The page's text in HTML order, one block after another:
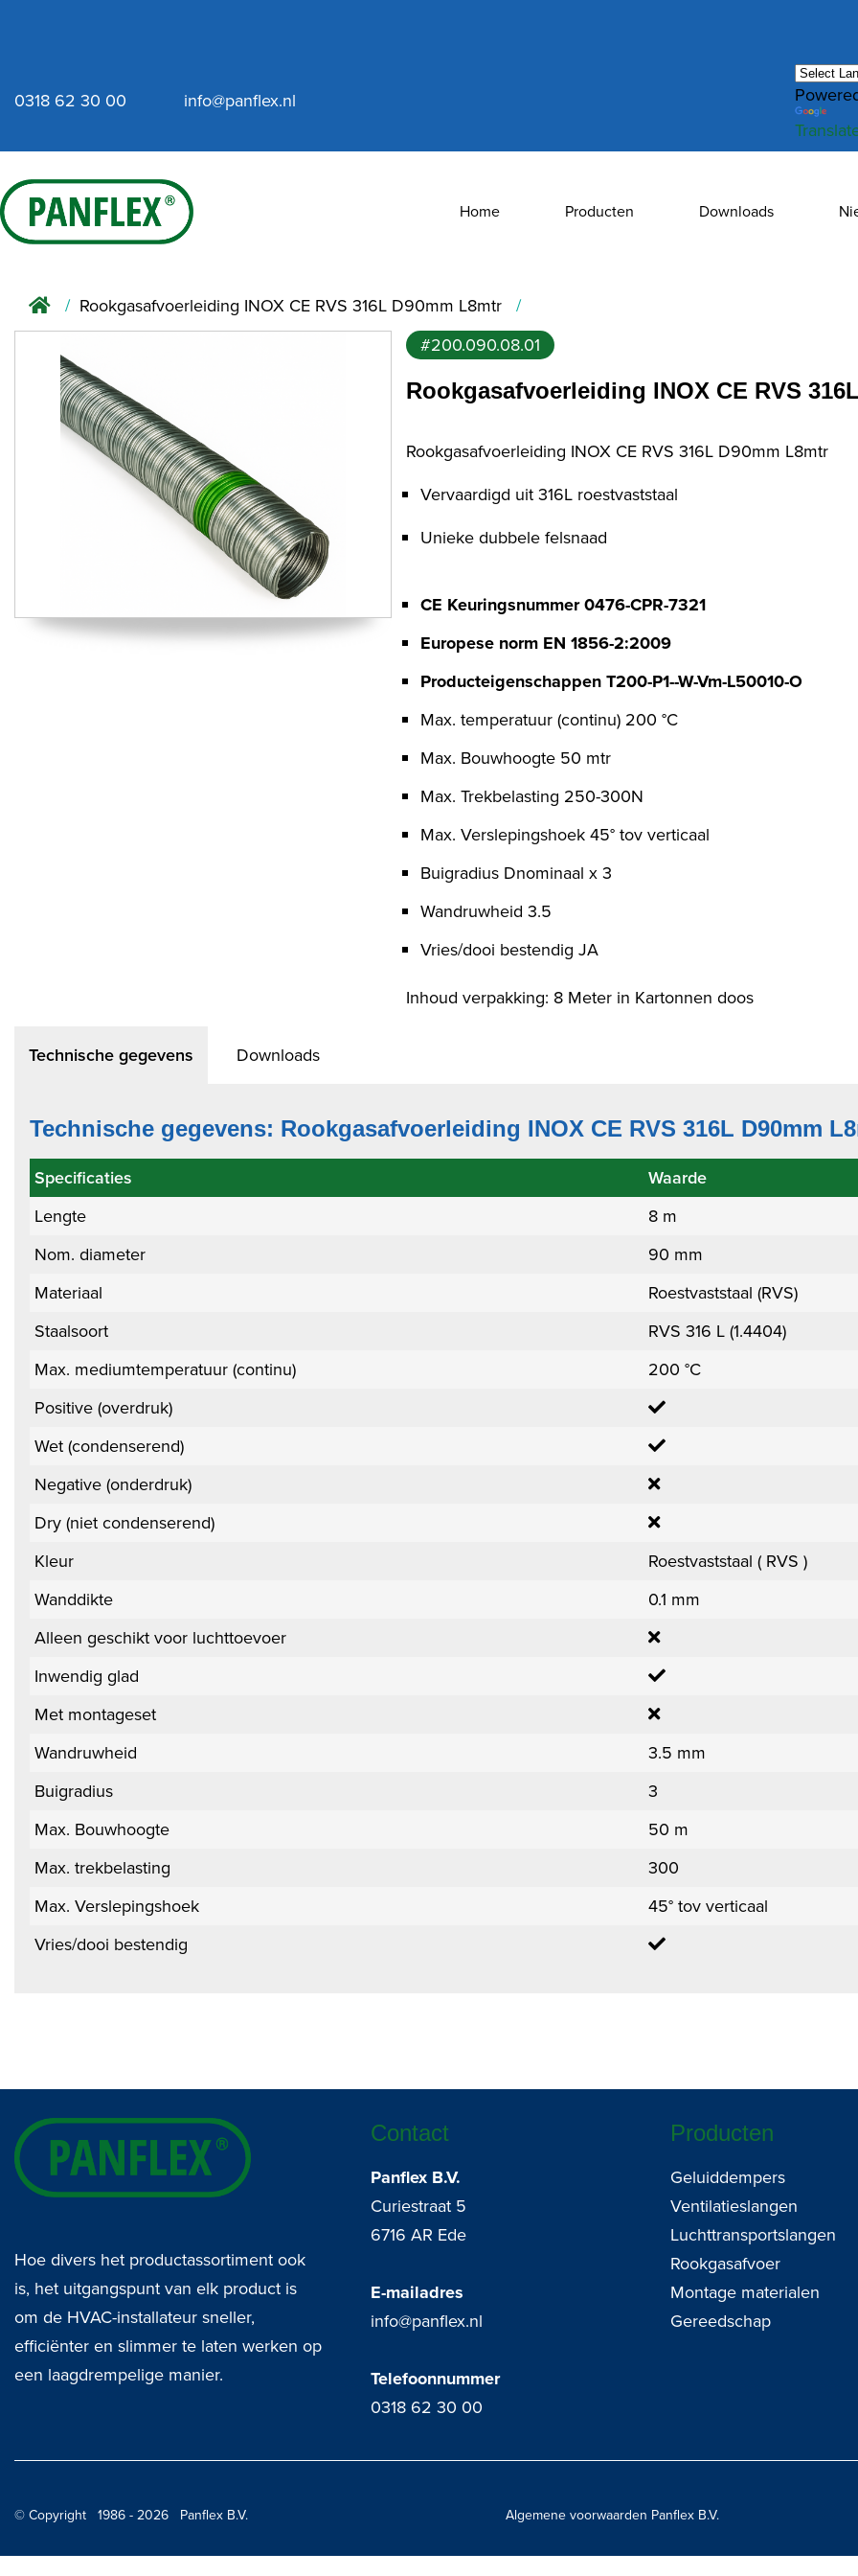
0318 62 30 00 info@panflex.nl
Home Producten Downloads
Rookgasafvoerleiding INOX CE RVS 316L D90mm L8mtr
#200.090.08.01
Rookgasafvoerleiding INOX CE RVS
Rookgasafvoerleiding INOX CE RVS 316L D90mm L8mtr
Vervaardigd uit 316L roestvaststaal
Unieke dubbele felsnaad
CE Keuringsnummer 0476-CPR-7321
Europese norm EN 1856-2:2009
Producteigenschappen T200-P1--W-Vm-L50010-O
Max. temperatuur (continu) 200 °C
Max. Bouwhoogte 50 mtr
Max. Trekbelasting 250-300N
Max. Verslepingshoek 45° tov verticaal
Buigradius Dnominaal x 3
Wandruwheid 3.5
Vries/dooi bestendig JA
Inhoud verpakking: 8 Meter in Kartonnen doos
Technische gegevens Downloads
Technische gegevens: Rookgasafvoerleiding INOX CE RVS 316L D90mm
Specificaties
Waarde
Lengte
8 m
Nom. diameter
90 mm
Materiaal
Roestvaststaal (RVS)
Staalsoort
RVS 316 L (1.4404)
Max. mediumtemperatuur (continu)
200 °C
Positive (overdruk)
Wet (condenserend)
Negative (onderdruk)
Dry (niet condenserend)
Kleur
Roestvaststaal ( RVS )
Wanddikte
0.1 mm
Alleen geschikt voor luchttoevoer
Inwendig glad
Met montageset
Wandruwheid
3.5 mm
Buigradius
3
Max. Bouwhoogte
50 m
Max. trekbelasting
300
Max. Verslepingshoek
45° tov verticaal
Vries/dooi bestendig
Hoe divers het productassortiment ook
is, het uitgangspunt van elk product is
om de HVAC-installateur sneller,
efficiënter en slimmer te laten werken op
een laagdrempelige manier.
Contact
Panflex B.V.
Curiestraat 5
6716 AR Ede
E-mailadres
info@panflex.nl
Telefoonnummer
0318 62 30 00
Producten
Geluiddempers
Ventilatieslangen
Luchttransportslangen
Rookgasafvoer
Montage materialen
Gereedschap
© Copyright 1986 - 2026 Panflex B.V. Algemene voorwaarden Panflex B.V.